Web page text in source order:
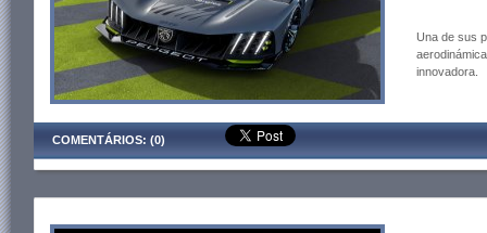
Una de sus
innovadora.
COMENTÁRIOS: (0)